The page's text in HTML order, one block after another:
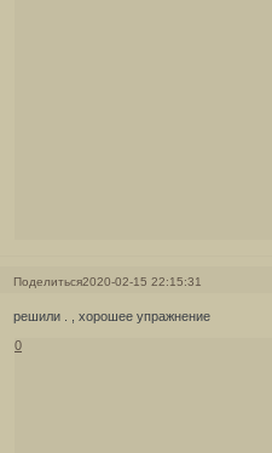
Поделиться2020-02-15 22:15:31
решили . , хорошее упражнение
0